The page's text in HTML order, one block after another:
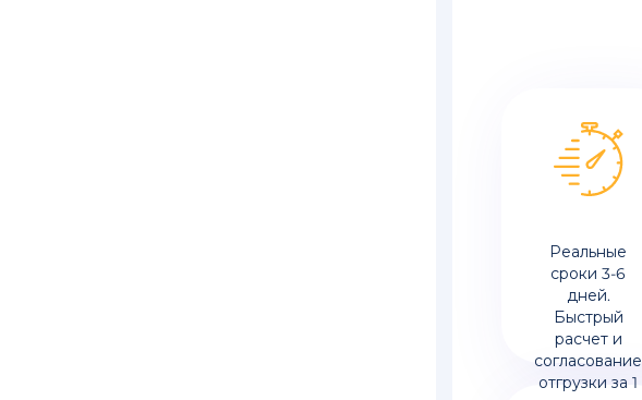
Реальные
сроки 3-6
дней.
Быстрый
расчет и
согласование
отгрузки за 1